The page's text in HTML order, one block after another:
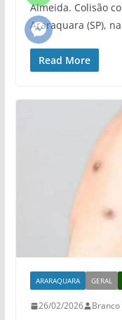
Almeida. Colisão
Araraquara (SP),
Read More
ARARAQUARA GERAL
26/02/2026 Branco